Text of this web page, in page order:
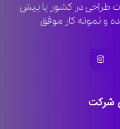
طراحی در کشور با بیش
شرکت